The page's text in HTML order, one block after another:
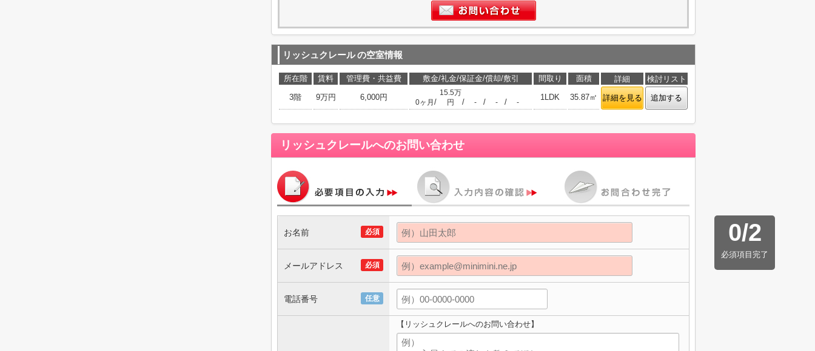
リッシュクレールの空室情報
所在階 賃料 管理費・共益費 敷金/礼金/保証金/償却/敷引 間取り 面積 詳細
検討リスト
3階
9万円 6,000円
0ヶ月 /
15.5万
円
/ - / - / -
1LDK 35.87㎡ 詳細を見る 追加する
リッシュクレールへのお問い合わせ
0/2
必須項目完了
必須
お名前
必須
メールアドレス
任意
電話番号
【リッシュクレールへのお問い合わせ】